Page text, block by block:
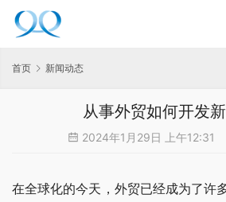
首页 新闻动态
从事外贸如何开发
2024年1月29日 上午12:31
在全球化的今天，外贸已经成为了许